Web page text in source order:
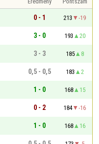
0 - 1 213
-19
3 - 0 193
20
3 - 3 185
8
0,5 - 0,5 183
2
1 - 0 168
15
0 - 2 184
-16
1 - 0 168
16